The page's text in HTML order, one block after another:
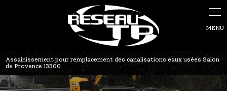
Assainissement pour remplacement des canalisations eaux usées Salon
de Provence 13300
Panneau de gestion des cookies